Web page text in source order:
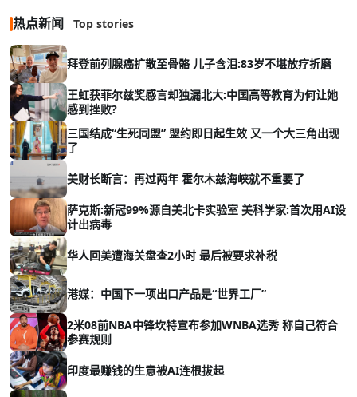
热点新闻 Top stories
拜登前列腺癌扩散至骨骼 儿子含泪:83岁不堪放疗折磨
王虹获菲尔兹奖感言却独漏北大:中国高等教育为何让她
感到挫败?
三国结成“生死同盟” 盟约即日起生效 又一个大三角出现
了
美财长断言：再过两年 霍尔木兹海峡就不重要了
萨克斯:新冠99%源自美北卡实验室 美科学家:首次用AI设
计出病毒
华人回美遭海关盘查2小时 最后被要求补税
港媒：中国下一项出口产品是“世界工厂”
2米08前NBA中锋坎特宣布参加WNBA选秀 称自己符合
参赛规则
印度最赚钱的生意被AI连根拔起